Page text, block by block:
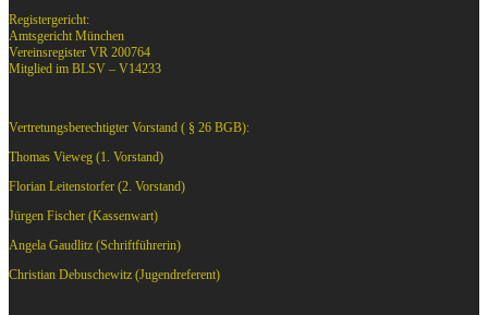
Registergericht:
Amtsgericht München
Vereinsregister VR 200764
Mitglied im BLSV – V14233
Vertretungsberechtigter Vorstand ( § 26 BGB):
Thomas Vieweg (1. Vorstand)
Florian Leitenstorfer (2. Vorstand)
Jürgen Fischer (Kassenwart)
Angela Gaudlitz (Schriftführerin)
Christian Debuschewitz (Jugendreferent)